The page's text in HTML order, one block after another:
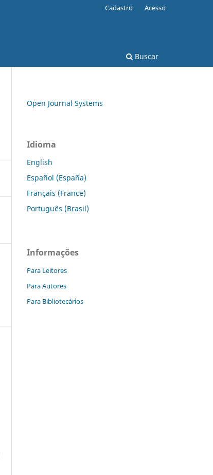
Buscar
Cadastro Acesso
Open Journal Systems
Idioma
English
Español (España)
Français (France)
Português (Brasil)
Informações
Para Leitores
Para Autores
Para Bibliotecários